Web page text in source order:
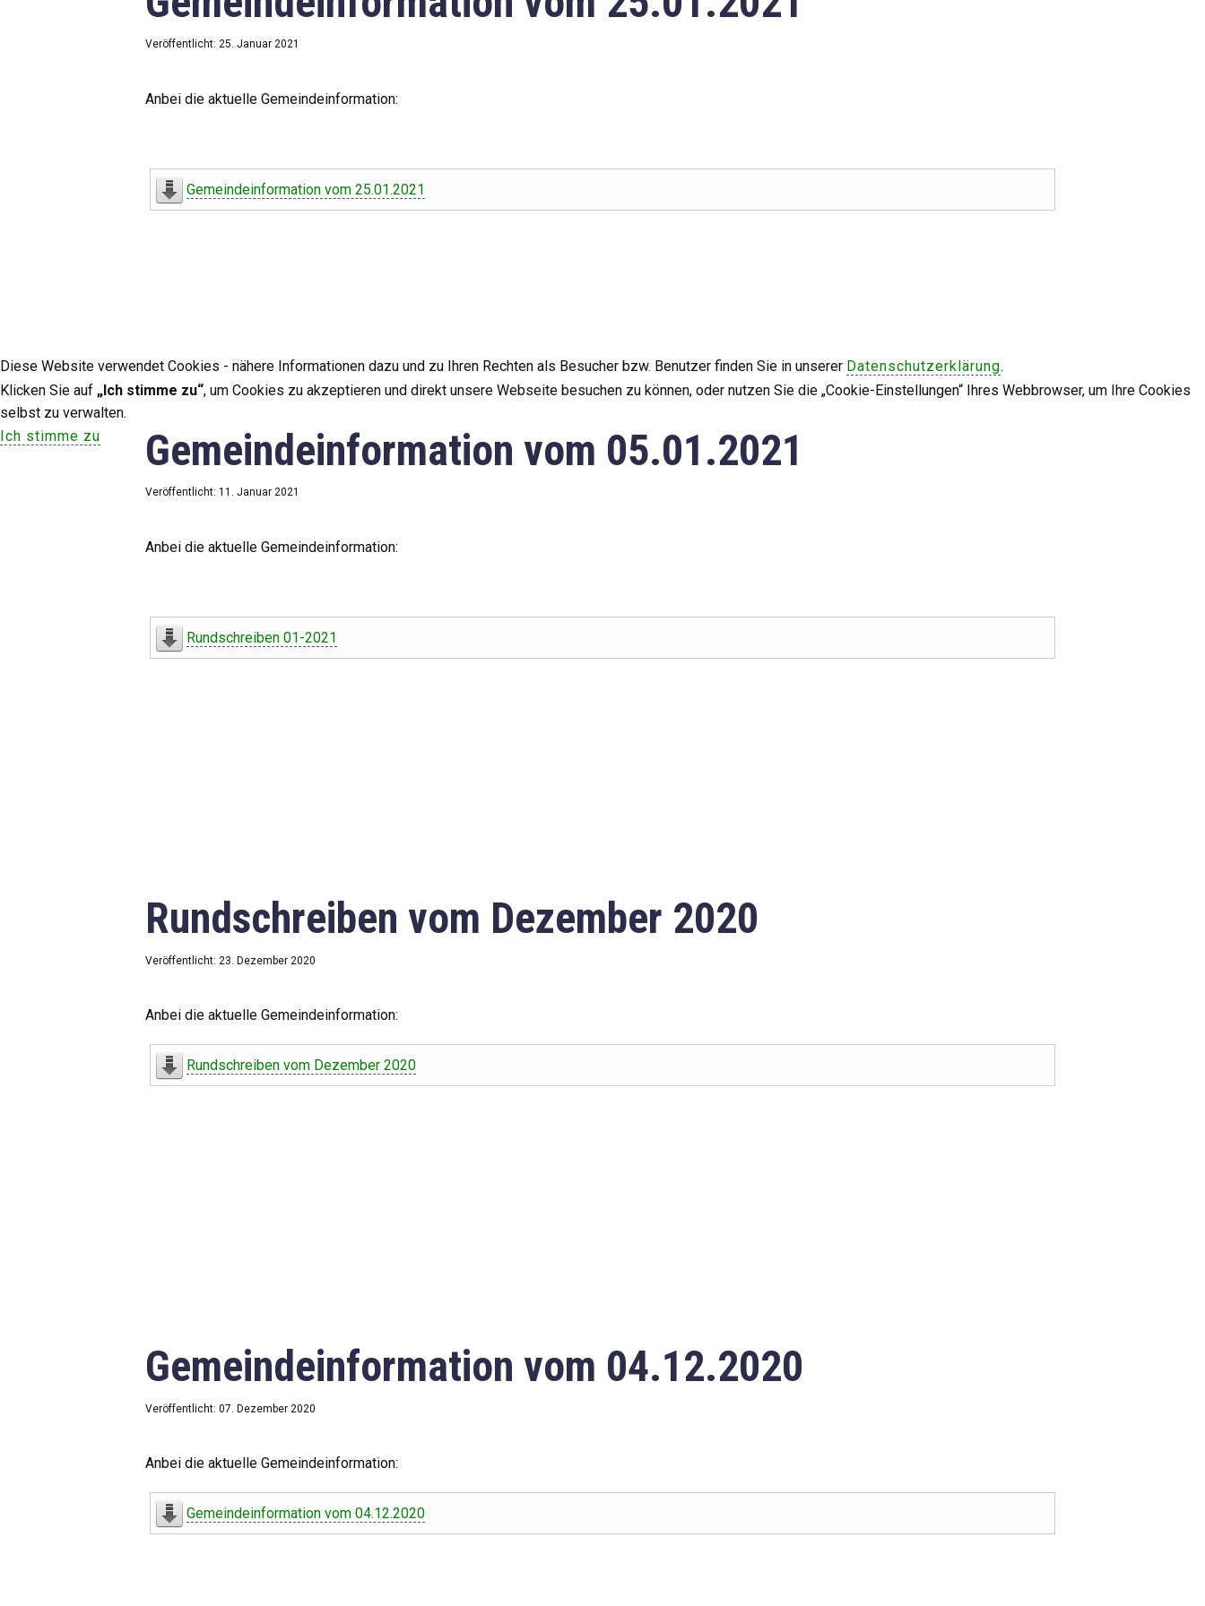
Veröffentlicht: 25. Januar 2021
Anbei die aktuelle Gemeindeinformation:
Gemeindeinformation vom 25.01.2021
Gemeindeinformation vom 05.01.2021
Veröffentlicht: 11. Januar 2021
Anbei die aktuelle Gemeindeinformation:
Rundschreiben 01-2021
Rundschreiben vom Dezember 2020
Veröffentlicht: 23. Dezember 2020
Anbei die aktuelle Gemeindeinformation:
Rundschreiben vom Dezember 2020
Gemeindeinformation vom 04.12.2020
Veröffentlicht: 07. Dezember 2020
Anbei die aktuelle Gemeindeinformation:
Gemeindeinformation vom 04.12.2020
Diese Website verwendet Cookies - nähere Informationen dazu und zu Ihren Rechten als Besucher bzw. Benutzer finden Sie in unserer Datenschutzerklärung.
Klicken Sie auf „Ich stimme zu“, um Cookies zu akzeptieren und direkt unsere Webseite besuchen zu können, oder nutzen Sie die „Cookie-Einstellungen“ Ihres Webbrowser, um Ihre Cookies
selbst zu verwalten.
Ich stimme zu